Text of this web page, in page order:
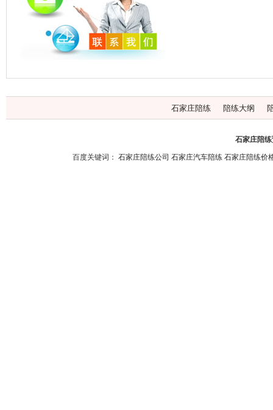
持车距：一般车辆
虽然驾校教练一再
神的那一瞬间。转
及早准备，以免临
灯，都应先减速。
石家庄陪练 陪练大纲
石家庄陪
百度关键词： 石家庄陪练公司 石家庄汽车陪练 石家庄陪练价